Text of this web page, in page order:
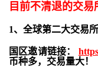
目前不清退的交易
1、全球第二大交易所
国区邀请链接：
币种多，交易量大！